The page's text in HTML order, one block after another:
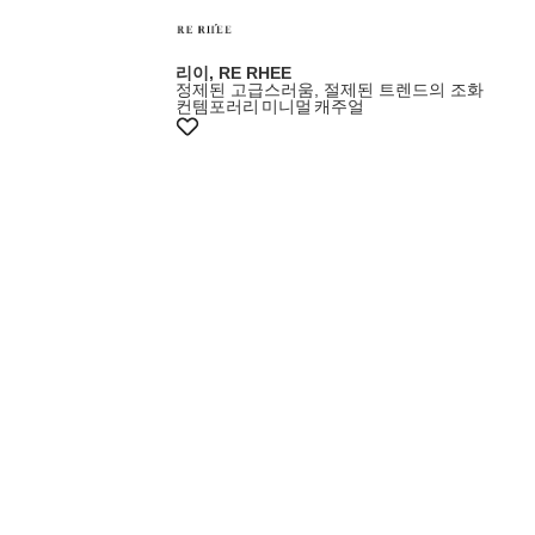
리이, RE RHEE
정제된 고급스러움, 절제된 트렌드의 조화
컨템포러리 미니멀 캐주얼